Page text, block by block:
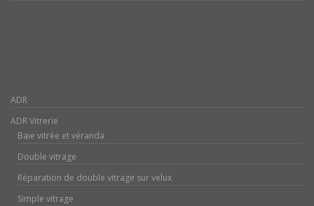
ADR
ADR Vitrerie
Baie vitrée et véranda
Double vitrage
Réparation de double vitrage sur velux
Simple vitrage